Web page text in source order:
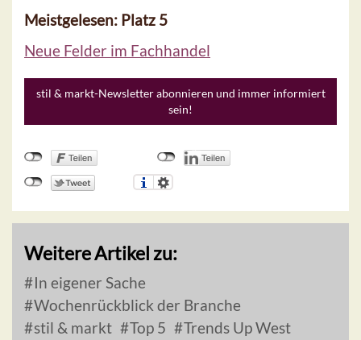
Meistgelesen: Platz 5
Neue Felder im Fachhandel
stil & markt-Newsletter abonnieren und immer informiert
sein!
Weitere Artikel zu:
In eigener Sache
Wochenrückblick der Branche
stil & markt
Top 5
Trends Up West